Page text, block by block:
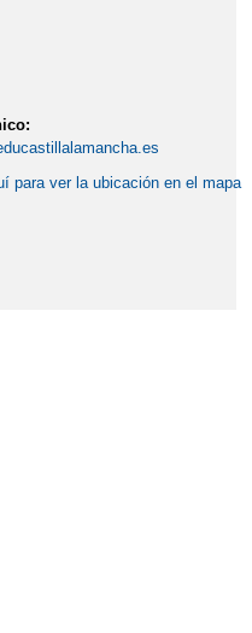
para ver la ubicación en el mapa